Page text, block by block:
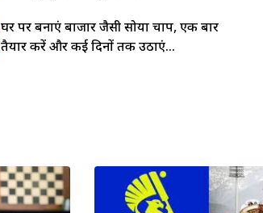
घर पर बनाएं बाजार जैसी सोया चाप, एक बार
तैयार करें और कई दिनों तक उठाएं...